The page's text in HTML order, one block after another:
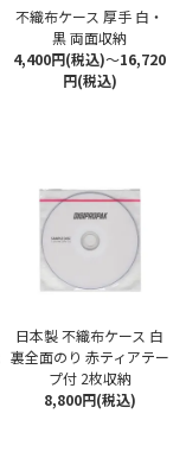
不織布ケース 厚手 白・
黒 両面収納
4,400円(税込)～16,720
円(税込)
日本製 不織布ケース 白
裏全面のり 赤ティアテー
プ付 2枚収納
8,800円(税込)